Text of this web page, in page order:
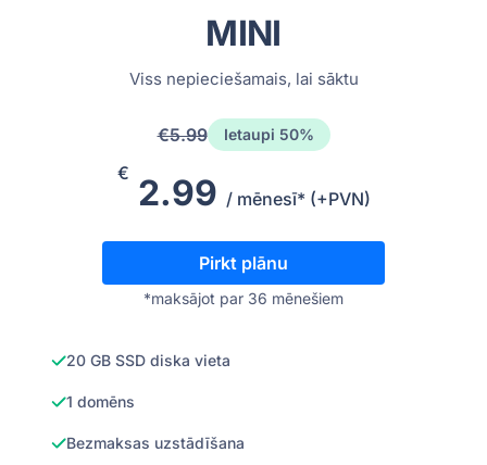
MINI
Viss nepieciešamais, lai sāktu
€5.99 Ietaupi 50%
€ 2.99 / mēnesī* (+PVN)
Pirkt plānu
*maksājot par 36 mēnešiem
20 GB SSD diska vieta
1 domēns
Bezmaksas uzstādīšana